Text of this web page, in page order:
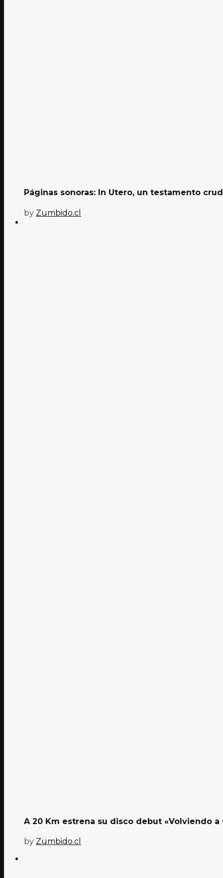
Páginas sonoras: In Utero, un testamento
by Zumbido.cl
A 20 Km estrena su disco debut «Volviendo a
by Zumbido.cl